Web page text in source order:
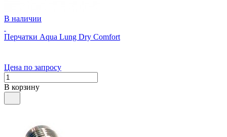
В наличии
Перчатки Aqua Lung Dry Comfort
Цена по запросу
В корзину